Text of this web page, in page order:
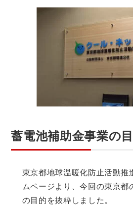
蓄電池補助金事業の
東京都地球温暖化防止活動推
ムページより、今回の東京都
の目的を抜粋しました。